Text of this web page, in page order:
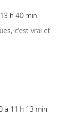
h 40 min
c’est vrai et
à 11 h 13 min